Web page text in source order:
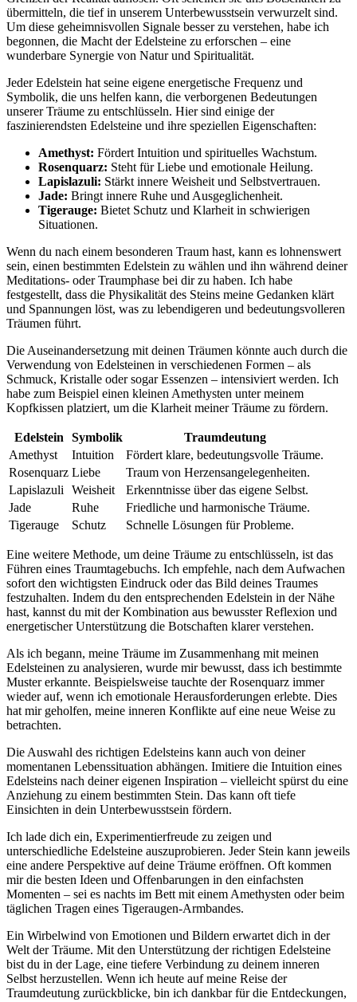
übermitteln, die tief ‌in unserem Unterbewusstsein verwurzelt ‌sind.
Um diese geheimnisvollen Signale besser zu verstehen, habe ich
begonnen, die Macht der Edelsteine zu erforschen – eine
wunderbare ‌Synergie von ‌Natur ‍und ⁤Spiritualität.
Jeder Edelstein ⁣hat seine‌ eigene energetische‌ Frequenz und
Symbolik, die uns helfen kann, die verborgenen Bedeutungen
unserer Träume zu entschlüsseln. Hier sind einige der
faszinierendsten Edelsteine und ihre speziellen Eigenschaften:
Amethyst: Fördert Intuition und ‌spirituelles Wachstum.
Rosenquarz: Steht für⁤ Liebe und emotionale‍ Heilung.
Lapislazuli: Stärkt innere Weisheit und Selbstvertrauen.
Jade: Bringt innere Ruhe und Ausgeglichenheit.
Tigerauge: Bietet Schutz ​und ‍Klarheit in schwierigen
Situationen.
Wenn du nach einem besonderen Traum hast, kann ‍es lohnenswert
sein,‌ einen bestimmten Edelstein zu‍ wählen und ihn ​während⁤ deiner
Meditations- oder Traumphase ‌bei dir ⁣zu‍ haben. Ich habe
festgestellt,​ dass‌ die Physikalität ‍des Steins meine Gedanken klärt
und Spannungen löst, was zu‍ lebendigeren ‍und bedeutungsvolleren
Träumen⁤ führt.
Die Auseinandersetzung ⁣mit deinen Träumen könnte⁢ auch durch die
Verwendung ‌von‍ Edelsteinen⁣ in verschiedenen‍ Formen – als
Schmuck, ‍Kristalle oder ⁢sogar ‌Essenzen –⁢ intensiviert werden.⁤ Ich‍
habe‌ zum ⁣Beispiel ​einen⁢ kleinen Amethysten unter⁣ meinem
⁢Kopfkissen platziert, um die Klarheit‍ meiner Träume zu fördern.
Edelstein Symbolik
Traumdeutung
Amethyst
Intuition
Fördert klare, bedeutungsvolle Träume.
Rosenquarz Liebe
Traum von Herzensangelegenheiten.
Lapislazuli
Weisheit
Erkenntnisse über⁢ das eigene Selbst.
Jade
Ruhe
Friedliche und harmonische Träume.
Tigerauge
Schutz Schnelle Lösungen für Probleme.
Eine weitere Methode, um ‍deine⁣ Träume zu entschlüsseln, ist das
Führen eines Traumtagebuchs. Ich​ empfehle, nach dem Aufwachen
sofort den wichtigsten Eindruck oder ⁤das ⁤Bild deines Traumes
festzuhalten. Indem du den entsprechenden ⁢Edelstein in der Nähe​
hast, kannst du⁤ mit der Kombination ​aus bewusster⁤ Reflexion und
energetischer‍ Unterstützung die Botschaften ​klarer⁣ verstehen.
Als ich begann, meine ⁣Träume im ⁢Zusammenhang mit meinen
‍Edelsteinen zu analysieren, wurde ‌mir bewusst, dass ich bestimmte
Muster erkannte. Beispielsweise‌ tauchte der Rosenquarz immer
wieder auf, wenn ich emotionale Herausforderungen ⁢erlebte. Dies
‍hat mir geholfen, meine inneren Konflikte​ auf‍ eine neue Weise zu
betrachten.
Die​ Auswahl des richtigen ⁢Edelsteins kann auch von‌ deiner
‌momentanen Lebenssituation abhängen.‍ Imitiere​ die ‌Intuition ‍eines
Edelsteins nach ⁣deiner eigenen ‌Inspiration‍ – vielleicht ⁢spürst du eine
Anziehung ‍zu einem ⁣bestimmten Stein. Das⁤ kann⁢ oft​ tiefe
Einsichten in‌ dein Unterbewusstsein fördern.
Ich lade dich ein, Experimentierfreude zu zeigen ​und
unterschiedliche Edelsteine auszuprobieren. Jeder Stein kann ⁣jeweils
eine andere Perspektive auf deine Träume eröffnen. Oft ​kommen
‌mir die besten⁣ Ideen⁤ und Offenbarungen in den ​einfachsten​
Momenten – sei⁤ es​ nachts​ im Bett ​mit einem Amethysten oder beim
täglichen ⁢Tragen eines Tigeraugen-Armbandes.
Ein Wirbelwind von⁢ Emotionen und Bildern erwartet dich in der
Welt⁣ der Träume. Mit den Unterstützung der richtigen Edelsteine
bist du ‌in der Lage, eine tiefere Verbindung⁤ zu deinem inneren
Selbst ‍herzustellen. Wenn ich heute auf⁤ meine Reise der
Traumdeutung zurückblicke, bin ​ich dankbar für die Entdeckungen,